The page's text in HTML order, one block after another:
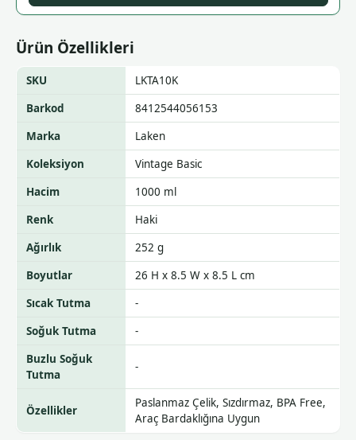
Ürün Özellikleri
SKU
LKTA10K
Barkod
8412544056153
Marka
Laken
Koleksiyon
Vintage Basic
Hacim
1000 ml
Renk
Haki
Ağırlık
252 g
Boyutlar
26 H x 8.5 W x 8.5 L cm
Sıcak Tutma
-
Soğuk Tutma
-
Buzlu Soğuk
Tutma
-
Özellikler
Paslanmaz Çelik, Sızdırmaz, BPA Free,
Araç Bardaklığına Uygun